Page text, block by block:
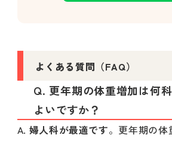
よくある質問（FAQ）
Q. 更年期の体重増加は何
よいですか？
A. 婦人科が最適です。更年期の